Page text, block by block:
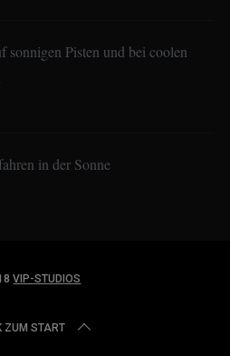
sonnigen Pisten und bei coolen
in der Sonne
VIP-STUDIOS
ZUM START